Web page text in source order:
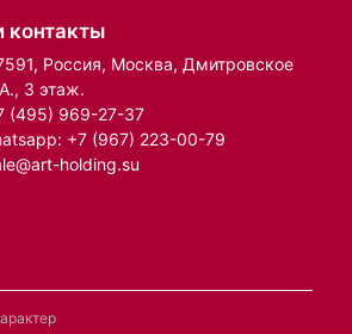
контакты
Россия, Москва, Дмитровское
3 этаж.
(495) 969-27-37
+7 (967) 223-00-79
holding.su